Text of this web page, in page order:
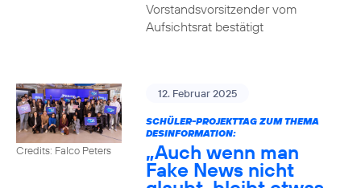
Vorstandsvorsitzender vom
Aufsichtsrat bestätigt
Credits: Falco Peters
12. Februar 2025
SCHÜLER-PROJEKTTAG ZUM THEMA
DESINFORMATION:
„Auch wenn man
Fake News nicht